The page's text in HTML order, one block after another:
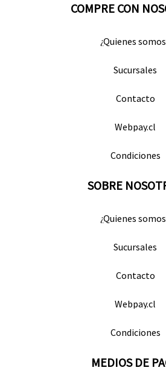
COMPRE CON
¿Quienes
Sucursales
Contacto
Webpay.cl
Condiciones
SOBRE
¿Quienes
Sucursales
Contacto
Webpay.cl
Condiciones
MEDIOS DE